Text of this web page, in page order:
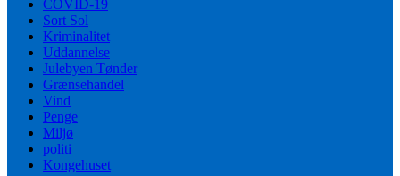
COVID-19
Sort Sol
Kriminalitet
Uddannelse
Julebyen Tønder
Grænsehandel
Vind
Penge
Miljø
politi
Kongehuset